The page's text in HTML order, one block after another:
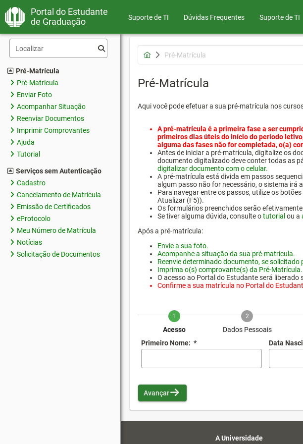
Portal do Estudante
de Graduação
Suporte de TI Dúvidas Frequentes Suporte de TI
Pré-Matrícula
Pré-Matrícula
Enviar Foto
Acompanhar Situação
Reenviar Documentos
Imprimir Comprovantes
Ajuda
Tutorial
Serviços sem Autenticação
Cadastro
Cancelamento de Matrícula
Emissão de Certificados
eProtocolo
Meu Número de Matrícula
Notícias
Solicitação de Documentos
Pré-Matrícula
Pré-Matrícula
Aqui você pode efetuar a sua pré-matrícula nos
A pré-matrícula é a primeira fase a ser
primeiros dias úteis do início do período
alguma das fases não for completada, o(a)
Antes de iniciar a pré-matrícula, digitalize os
documento digitalizado deve conter todas as
digitalizar documento com o celular.
A pré-matrícula está divida em passos
algum passo não for necessário, o sistema irá
Para navegar entre os passos, utilize os
Atualizar (F5)).
Os formulários preenchidos serão
Se tiver alguma dúvida, consulte otutorial ou a
Após a pré-matrícula:
Envie a sua foto.
Acompanhe a situação da sua pré-matrícula.
Reenvie determinado documento, se solicitado
Imprima o(s) comprovante(s) da Pré-Matrícula.
O acesso ao Portal do Estudante será
Confirme a sua matrícula no Portal do
1
Acesso
2
Dados Pessoais
Primeiro Nome: * Data
Avançar
A Universidade